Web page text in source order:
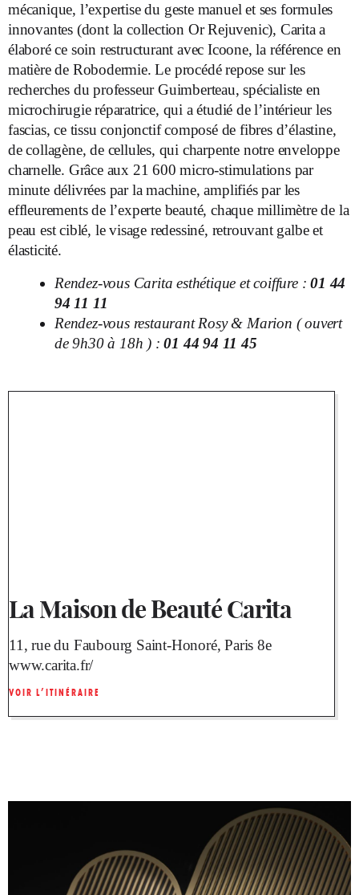
mécanique, l’expertise du geste manuel et ses formules
innovantes (dont la collection Or Rejuvenic), Carita a
élaboré ce soin restructurant avec Icoone, la référence en
matière de Robodermie. Le procédé repose sur les
recherches du professeur Guimberteau, spécialiste en
microchirugie réparatrice, qui a étudié de l’intérieur les
fascias, ce tissu conjonctif composé de fibres d’élastine,
de collagène, de cellules, qui charpente notre enveloppe
charnelle. Grâce aux 21 600 micro-stimulations par
minute délivrées par la machine, amplifiés par les
effleurements de l’experte beauté, chaque millimètre de la
peau est ciblé, le visage redessiné, retrouvant galbe et
élasticité.
Rendez-vous Carita esthétique et coiffure :01 44
94 11 11
Rendez-vous restaurant Rosy & Marion ( ouvert
de 9h30 à 18h ) :01 44 94 11 45
La Maison de Beauté Carita
11, rue du Faubourg Saint-Honoré, Paris 8e
www.carita.fr/
VOIR L’ITINÉRAIRE